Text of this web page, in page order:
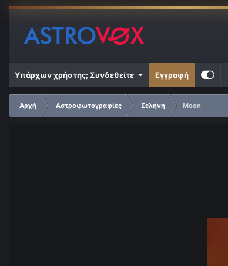
Υπάρχων χρήστης; Συνδεθείτε Εγγραφή
Αρχή Αστροφωτογραφίες Σελήνη
Moon